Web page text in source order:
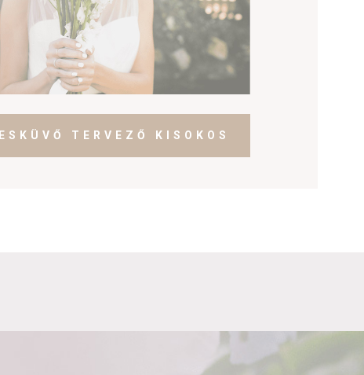
ESKÜVŐ TERVEZŐ KISOKOS